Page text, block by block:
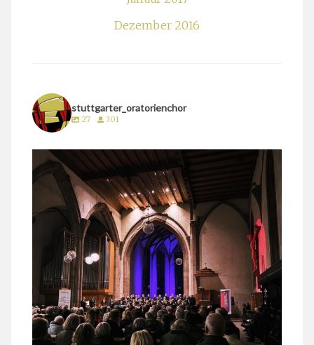
Dezember 2016
stuttgarter_oratorienchor
27 301
stuttgarter_oratorienchor
März 24